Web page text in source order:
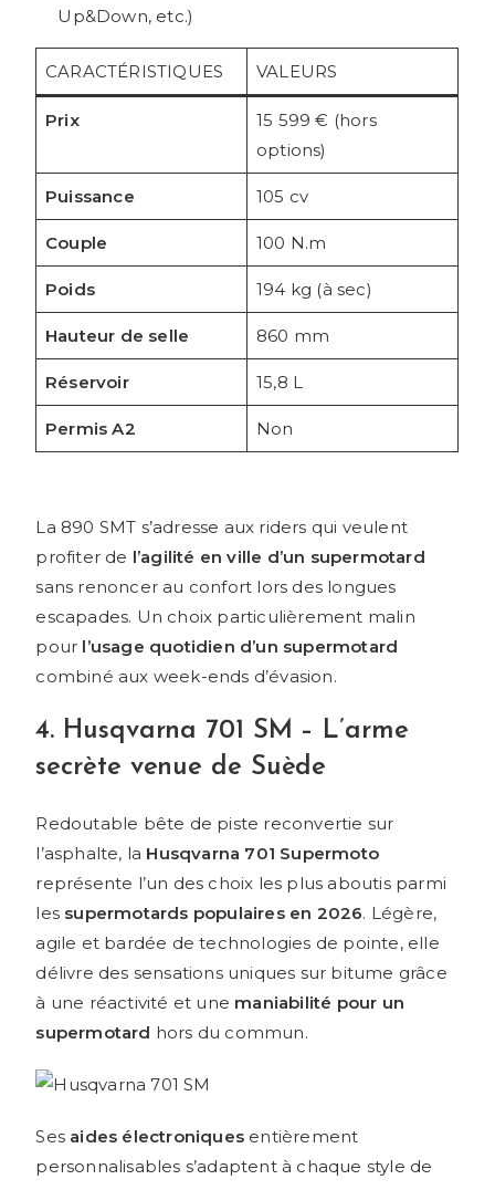
Up&Down, etc.)
CARACTÉRISTIQUES VALEURS
Prix
15 599 € (hors
options)
Puissance 105 cv
Couple 100 N.m
Poids 194 kg (à sec)
Hauteur de selle 860 mm
Réservoir 15,8 L
Permis A2 Non
La 890 SMT s’adresse aux riders qui veulent
profiter de l’agilité en ville d’un supermotard
sans renoncer au confort lors des longues
escapades. Un choix particulièrement malin
pour l’usage quotidien d’un supermotard
combiné aux week-ends d’évasion.
4. Husqvarna 701 SM – L’arme
secrète venue de Suède
Redoutable bête de piste reconvertie sur
l’asphalte, la Husqvarna 701 Supermoto
représente l’un des choix les plus aboutis parmi
les supermotards populaires en 2026. Légère,
agile et bardée de technologies de pointe, elle
délivre des sensations uniques sur bitume grâce
à une réactivité et une maniabilité pour un
supermotard hors du commun.
Ses aides électroniques entièrement
personnalisables s’adaptent à chaque style de